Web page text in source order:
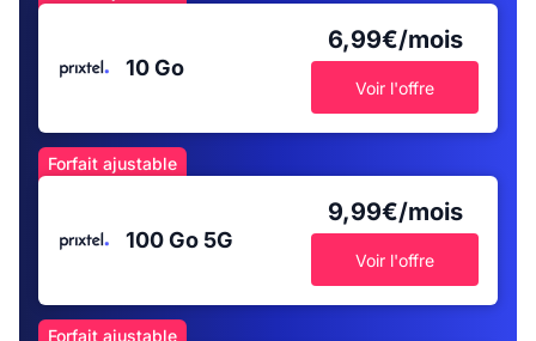
10 Go
6,99€/mois
Voir l'offre
Forfait ajustable
100 Go 5G
9,99€/mois
Voir l'offre
Forfait ajustable